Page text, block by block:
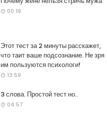
00:19
Этот тест за 2 минуты расскажет,
что таит ваше подсознание. Не зря
им пользуются психологи!
13:59
3 слова. Простой тест но..
04:57